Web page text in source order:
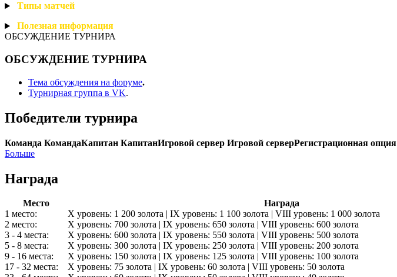
Типы матчей
Полезная информация
ОБСУЖДЕНИЕ ТУРНИРА
ОБСУЖДЕНИЕ ТУРНИРА
Тема обсуждения на форуме.
Турнирная группа в VK.
Победители турнира
Команда КомандаКапитан КапитанИгровой сервер Игровой серверРегистрационная опция
Больше
Награда
Место
Награда
1 место:
X уровень: 1 200 золота | IX уровень: 1 100 золота | VIII уровень: 1 000 золота
2 место:
X уровень: 700 золота | IX уровень: 650 золота | VIII уровень: 600 золота
3 - 4 места:
X уровень: 600 золота | IX уровень: 550 золота | VIII уровень: 500 золота
5 - 8 места:
X уровень: 300 золота | IX уровень: 250 золота | VIII уровень: 200 золота
9 - 16 места:
X уровень: 150 золота | IX уровень: 125 золота | VIII уровень: 100 золота
17 - 32 места:
X уровень: 75 золота | IX уровень: 60 золота | VIII уровень: 50 золота